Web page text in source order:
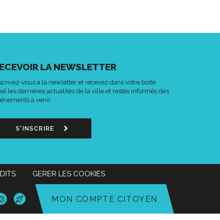
LA NEWSLETTER
vous à la newletter et recevez dans votre boîte
les dernières actualités de la ville et restés informés des
à venir.
S'INSCRIRE
GERER LES COOKIES
MON COMPTE CITOYEN
Lien
vers
le
Acce-
o